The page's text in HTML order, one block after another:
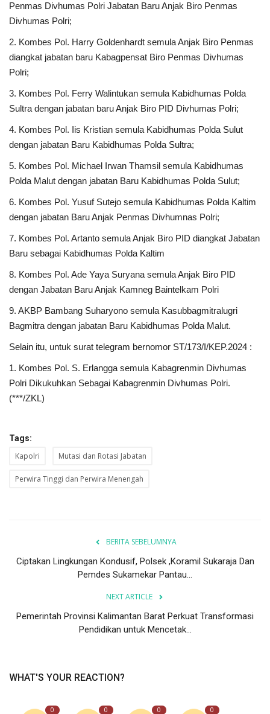
Penmas Divhumas Polri Jabatan Baru Anjak Biro Penmas
Divhumas Polri;
2. Kombes Pol. Harry Goldenhardt semula Anjak Biro Penmas
diangkat jabatan baru Kabagpensat Biro Penmas Divhumas
Polri;
3. Kombes Pol. Ferry Walintukan semula Kabidhumas Polda
Sultra dengan jabatan baru Anjak Biro PID Divhumas Polri;
4. Kombes Pol. Iis Kristian semula Kabidhumas Polda Sulut
dengan jabatan Baru Kabidhumas Polda Sultra;
5. Kombes Pol. Michael Irwan Thamsil semula Kabidhumas
Polda Malut dengan jabatan Baru Kabidhumas Polda Sulut;
6. Kombes Pol. Yusuf Sutejo semula Kabidhumas Polda Kaltim
dengan jabatan Baru Anjak Penmas Divhumnas Polri;
7. Kombes Pol. Artanto semula Anjak Biro PID diangkat Jabatan
Baru sebagai Kabidhumas Polda Kaltim
8. Kombes Pol. Ade Yaya Suryana semula Anjak Biro PID
dengan Jabatan Baru Anjak Kamneg Baintelkam Polri
9. AKBP Bambang Suharyono semula Kasubbagmitralugri
Bagmitra dengan jabatan Baru Kabidhumas Polda Malut.
Selain itu, untuk surat telegram bernomor ST/173/I/KEP.2024 :
1. Kombes Pol. S. Erlangga semula Kabagrenmin Divhumas
Polri Dikukuhkan Sebagai Kabagrenmin Divhumas Polri.
(***/ZKL)
Tags:
Kapolri Mutasi dan Rotasi Jabatan
Perwira Tinggi dan Perwira Menengah
BERITA SEBELUMNYA
Ciptakan Lingkungan Kondusif, Polsek ,Koramil Sukaraja Dan
Pemdes Sukamekar Pantau...
NEXT ARTICLE
Pemerintah Provinsi Kalimantan Barat Perkuat Transformasi
Pendidikan untuk Mencetak...
WHAT'S YOUR REACTION?
0 0 0 0